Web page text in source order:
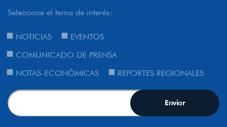
Seleccione el tema de interés:
NOTICIAS
EVENTOS
COMUNICADO DE PRENSA
NOTAS-ECONÓMICAS
REPORTES REGIONALES